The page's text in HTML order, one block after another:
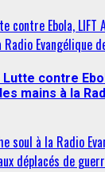
contre Ebola, LIFT
Evangélique
contre
mains à la
soul à la Radio
déplacés de